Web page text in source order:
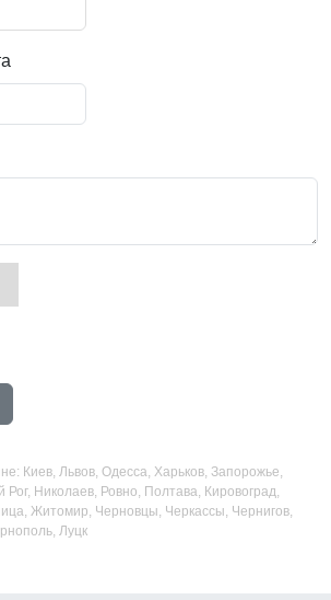
Киев, Львов, Одесса, Харьков, Запорожье,
Николаев, Ровно, Полтава, Кировоград,
Житомир, Черновцы, Черкассы, Чернигов,
Луцк